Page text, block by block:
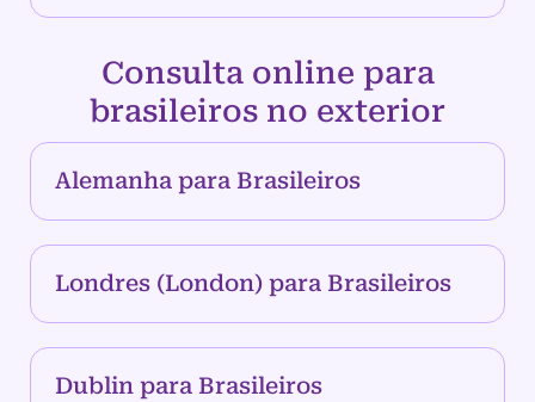
Consulta online para
brasileiros no exterior
Alemanha para Brasileiros
Londres (London) para Brasileiros
Dublin para Brasileiros